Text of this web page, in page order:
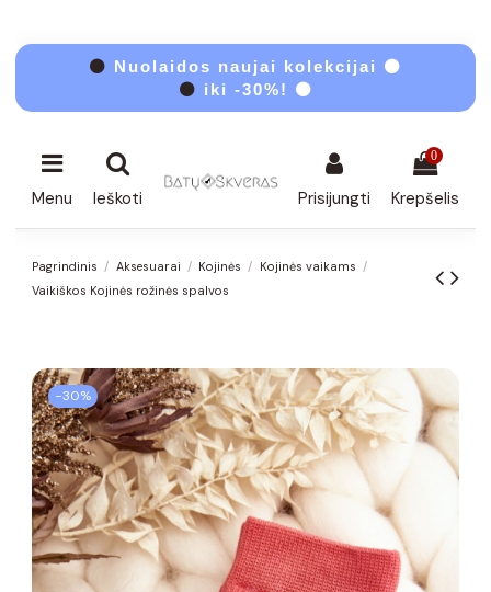
⚫ Nuolaidos naujai kolekcijai ⚫
⚫ iki -30%! ⚫
Menu Ieškoti Prisijungti
0
Krepšelis
Pagrindinis Aksesuarai Kojinės
Kojinės vaikams
Vaikiškos Kojinės rožinės spalvos
−30%